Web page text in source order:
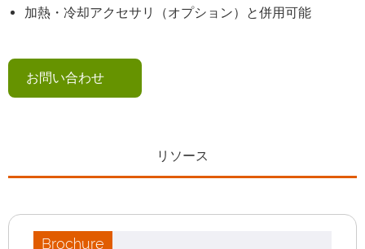
加熱・冷却アクセサリ（オプション）と併用可能
お問い合わせ
リソース
Brochure